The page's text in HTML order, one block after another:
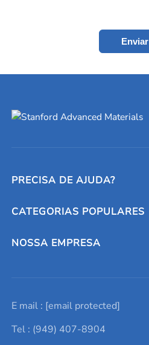
Enviar
PRECISA DE AJUDA?
Conversores e calculadoras
Entre em contato conosco
Lista de consultas
Termos e Condições
CATEGORIAS POPULARES
Metais refratários
Elementos de terras raras
Alvos de pulverização catódica
NOSSA EMPRESA
Promoções atuais
Notícias e blogs
E mail : [email protected]
Tel : (949) 407-8904